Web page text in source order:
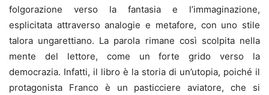
folgorazione verso la fantasia e l’immaginazione,
esplicitata attraverso analogie e metafore, con uno stile
talora ungarettiano. La parola rimane così scolpita nella
mente del lettore, come un forte grido verso la
democrazia. Infatti, il libro è la storia di un’utopia, poiché il
protagonista Franco è un pasticciere aviatore, che si